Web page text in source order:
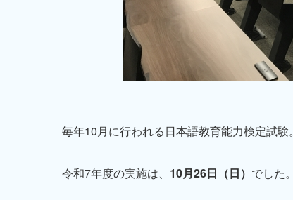
毎年10月に行われる日本語教育能力検定試験。
令和7年度の実施は、 10月26日（日） でした。